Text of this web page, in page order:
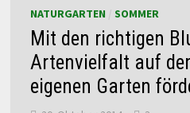
NATURGARTEN
SOMMER
Mit den richtigen
Artenvielfalt auf
eigenen Garten